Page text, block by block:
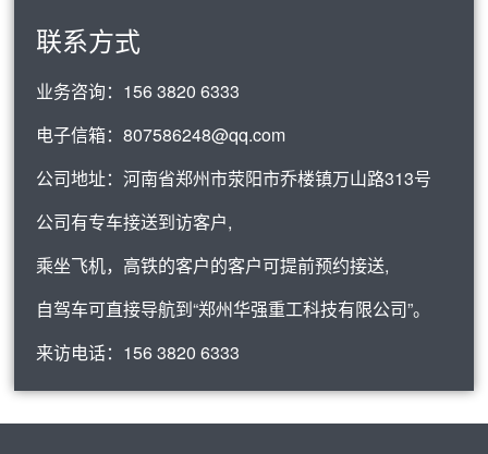
联系方式
业务咨询： 156 3820 6333
电子信箱：807586248@qq.com
公司地址：河南省郑州市荥阳市乔楼镇万山路313号
公司有专车接送到访客户,
乘坐飞机，高铁的客户的客户可提前预约接送,
自驾车可直接导航到“郑州华强重工科技有限公司”。
来访电话： 156 3820 6333